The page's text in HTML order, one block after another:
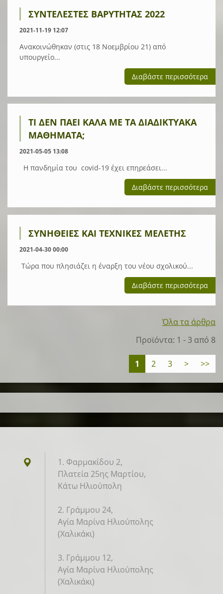
ΣΥΝΤΕΛΕΣΤΕΣ ΒΑΡΥΤΗΤΑΣ 2022
2021-11-19 12:07
Ανακοινώθηκαν (στις 18 Νοεμβρίου 21) από
υπουργείο...
Διαβάστε περισσότερα
ΤΙ ΔΕΝ ΠΆΕΙ ΚΑΛΆ ΜΕ ΤΑ ΔΙΑΔΙΚΤΥΑΚΆ
ΜΑΘΉΜΑΤΑ;
2021-05-05 13:08
Η πανδημία του covid-19 έχει επηρεάσει...
Διαβάστε περισσότερα
ΣΥΝΉΘΕΙΕΣ ΚΑΙ ΤΕΧΝΙΚΈΣ ΜΕΛΈΤΗΣ
2021-04-30 00:00
Τώρα που πλησιάζει η έναρξη του νέου σχολικού...
Διαβάστε περισσότερα
Όλα τα άρθρα
Προϊόντα: 1 - 3 από 8
1 2 3 > >>
1. Φαρμακίδου 2,
Πλατεία 25ης Μαρτίου,
Κάτω Ηλιούπολη
2. Γράμμου 24,
Αγία Μαρίνα Ηλιούπολης
(Χαλικάκι)
3. Γράμμου 12,
Αγία Μαρίνα Ηλιούπολης
(Χαλικάκι)